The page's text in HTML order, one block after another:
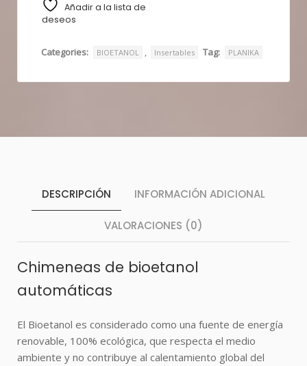
Añadir a la lista de
deseos
Categories: BIOETANOL , Insertables Tag: PLANIKA
DESCRIPCIÓN INFORMACIÓN ADICIONAL
VALORACIONES (0)
Chimeneas de bioetanol
automáticas
El Bioetanol es considerado como una fuente de energía
renovable, 100% ecológica, que respecta el medio
ambiente y no contribuye al calentamiento global del